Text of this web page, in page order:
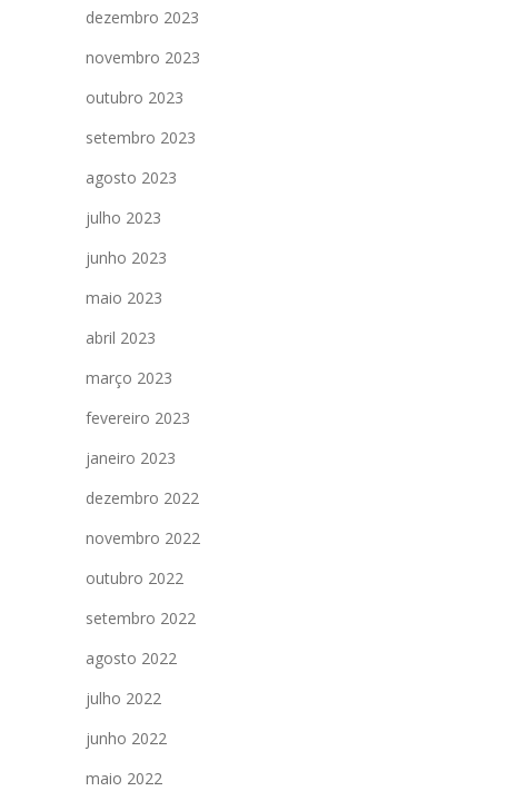
dezembro 2023
novembro 2023
outubro 2023
setembro 2023
agosto 2023
julho 2023
junho 2023
maio 2023
abril 2023
março 2023
fevereiro 2023
janeiro 2023
dezembro 2022
novembro 2022
outubro 2022
setembro 2022
agosto 2022
julho 2022
junho 2022
maio 2022